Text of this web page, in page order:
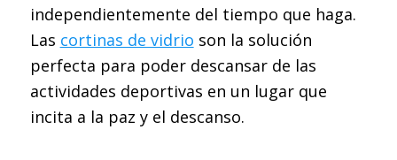
independientemente del tiempo que haga.
Las cortinas de vidrio son la solución
perfecta para poder descansar de las
actividades deportivas en un lugar que
incita a la paz y el descanso.